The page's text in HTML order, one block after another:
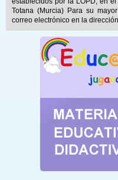
Totana (Murcia) Para su
correo electrónico en la dirección